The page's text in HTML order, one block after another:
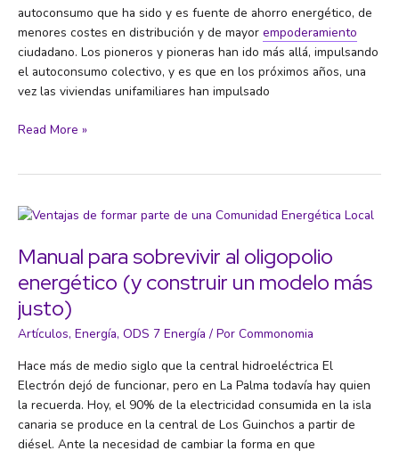
autoconsumo que ha sido y es fuente de ahorro energético, de
menores costes en distribución y de mayor empoderamiento
ciudadano. Los pioneros y pioneras han ido más allá, impulsando
el autoconsumo colectivo, y es que en los próximos años, una
vez las viviendas unifamiliares han impulsado
Abrir
a
transición
energética
Read More »
Manual para sobrevivir al oligopolio
energético (y construir un modelo más
justo)
Artículos, Energía, ODS 7 Energía / Por Commonomia
Hace más de medio siglo que la central hidroeléctrica El
Electrón dejó de funcionar, pero en La Palma todavía hay quien
la recuerda. Hoy, el 90% de la electricidad consumida en la isla
canaria se produce en la central de Los Guinchos a partir de
diésel. Ante la necesidad de cambiar la forma en que